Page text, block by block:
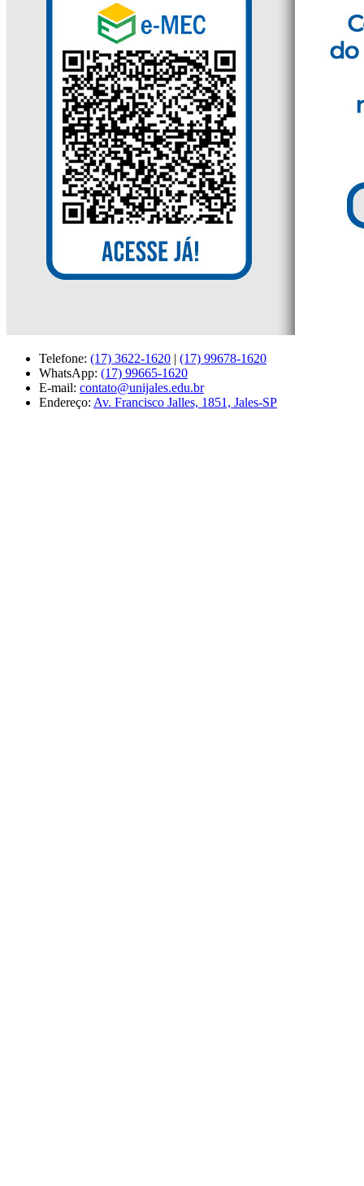
Telefone: (17) 3622-1620 | (17) 99678-1620
WhatsApp: (17) 99665-1620
E-mail: contato@unijales.edu.br
Endereço: Av. Francisco Jalles, 1851, Jales-SP